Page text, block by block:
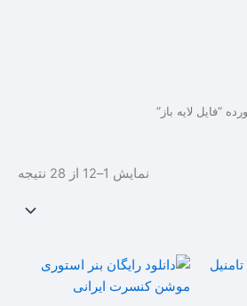
“فایل لایه باز”
نمایش 1–12 از 28 نتیجه